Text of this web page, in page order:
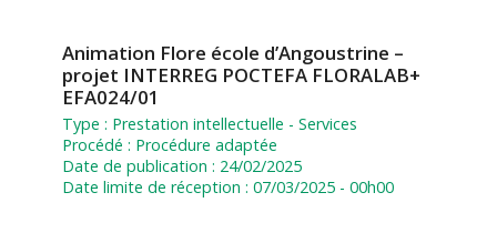
Animation Flore école d’Angoustrine –
projet INTERREG POCTEFA FLORALAB+
EFA024/01
Type : Prestation intellectuelle - Services
Procédé : Procédure adaptée
Date de publication : 24/02/2025
Date limite de réception : 07/03/2025 - 00h00